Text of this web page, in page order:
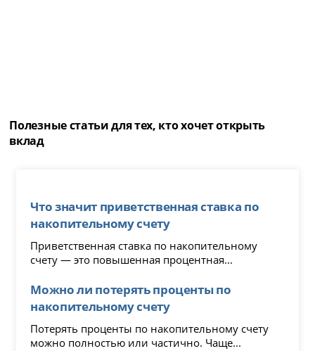
Полезные статьи для тех, кто хочет открыть
вклад
Что значит приветственная ставка по
накопительному счету
Приветственная ставка по накопительному
счету — это повышенная процентная...
Можно ли потерять проценты по
накопительному счету
Потерять проценты по накопительному счету
можно полностью или частично. Чаще...